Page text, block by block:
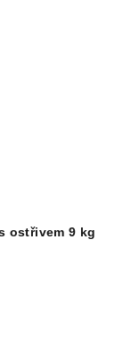
ostřivem 9 kg